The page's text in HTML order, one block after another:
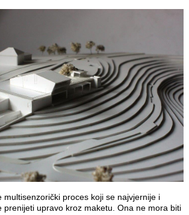
multisenzorički proces koji se najvjernije i
prenijeti upravo kroz maketu. Ona ne mora biti